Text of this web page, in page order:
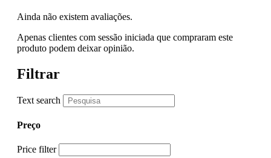
Ainda não existem avaliações.
Apenas clientes com sessão iniciada que compraram este
produto podem deixar opinião.
Filtrar
Text search
Preço
Price filter